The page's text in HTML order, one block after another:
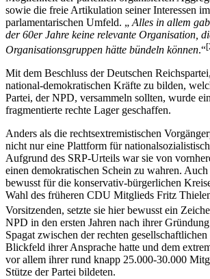
sowie die freie Artikulation seiner Interessen
parlamentarischen Umfeld. „ Alles in allem
der 60er Jahre keine relevante Organisation,
Organisationsgruppen hätte bündeln können.“
Mit dem Beschluss der Deutschen
national-demokratischen Kräfte zu bilden,
Partei, der NPD, versammeln sollten, wurde
fragmentierte rechte Lager geschaffen.
Anders als die rechtsextremistischen
nicht nur eine Plattform für
Aufgrund des SRP-Urteils war sie von
einen demokratischen Schein zu wahren.
bewusst für die konservativ-bürgerlichen
Wahl des früheren CDU Mitglieds Fritz
Vorsitzenden, setzte sie hier bewusst ein
NPD in den ersten Jahren nach ihrer
Spagat zwischen der rechten
Blickfeld ihrer Ansprache hatte und dem
vor allem ihrer rund knapp 25.000-30.000
Stütze der Partei bildeten.